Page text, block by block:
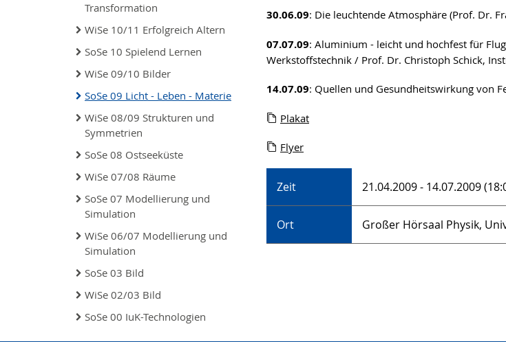
Transformation
WiSe 10/11 Erfolgreich Altern
SoSe 10 Spielend Lernen
WiSe 09/10 Bilder
SoSe 09 Licht - Leben - Materie
WiSe 08/09 Strukturen und
Symmetrien
SoSe 08 Ostseeküste
WiSe 07/08 Räume
SoSe 07 Modellierung und
Simulation
WiSe 06/07 Modellierung und
Simulation
SoSe 03 Bild
WiSe 02/03 Bild
SoSe 00 IuK-Technologien
30.06.09: Die leuchtende Atmosphäre (Prof. Dr.
07.07.09: Aluminium - leicht und hochfest für
Werkstoffstechnik / Prof. Dr. Christoph Schick,
14.07.09: Quellen und Gesundheitswirkung von
Plakat
Flyer
Zeit 21.04.2009 - 14.07.2009
Ort Großer Hörsaal Physik,